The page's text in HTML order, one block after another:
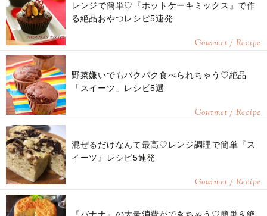
レンジで簡単♡『ホットケーキミックス』で作
る絶品おやつレシピ5連発
Gourmet / Recipe
野菜嫌いでもパクパク食べられちゃう♡絶品
「スイーツ」レシピ5選
Gourmet / Recipe
混ぜるだけなんて最高♡レンジ調理で簡単『ス
イーツ』レシピ5連発
Gourmet / Recipe